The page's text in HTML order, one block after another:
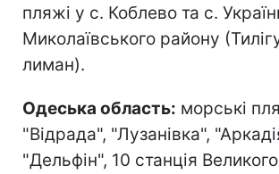
пляжі у с. Коблево та с.
Миколаївського району
лиман).
Одеська область: морські
"Відрада", "Лузанівка",
"Дельфін", 10 станція